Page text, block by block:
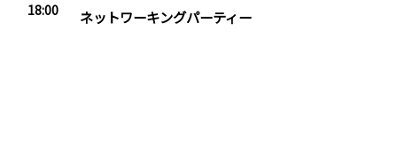
18:00 ネットワーキングパーティー